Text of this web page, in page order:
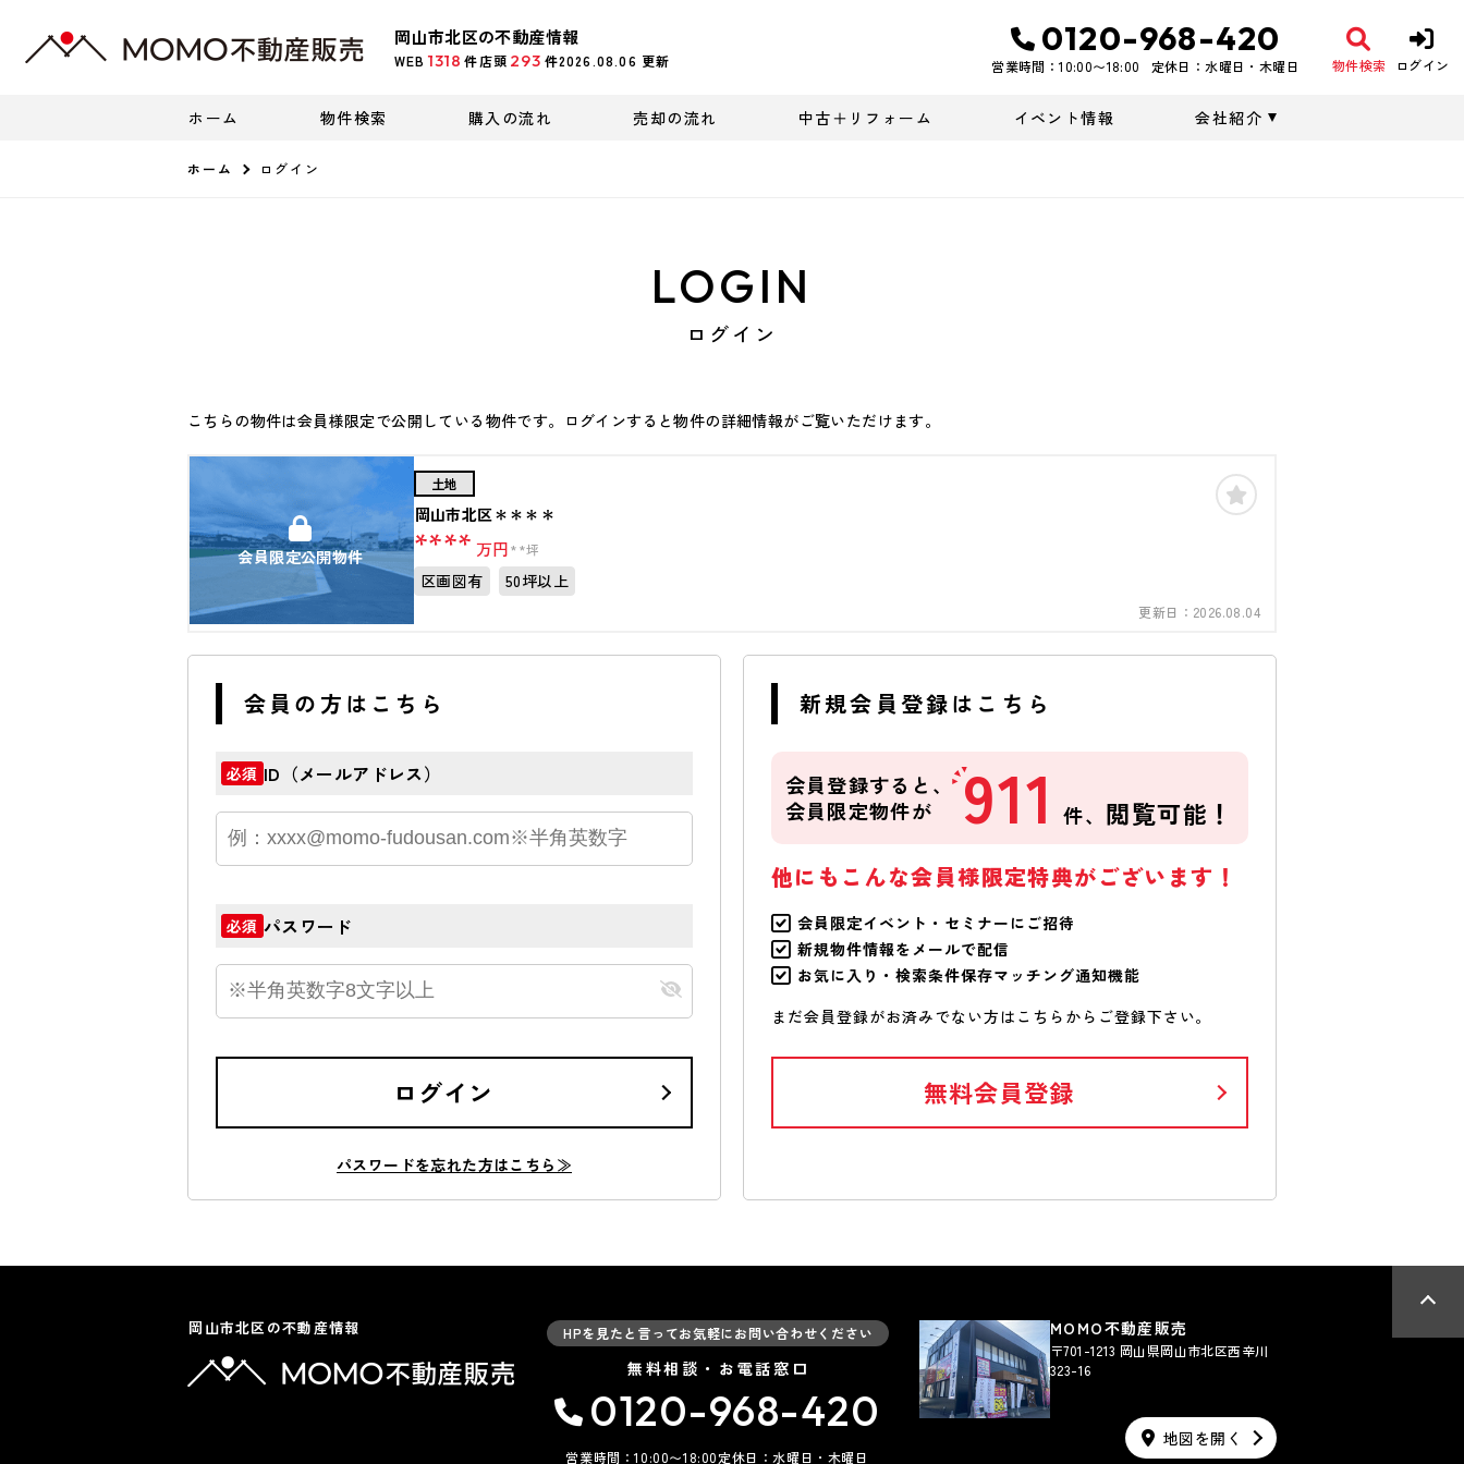
岡山市北区の不動産情報
WEB 1318 件店頭 293 件2026.08.06 更新
0120-968-420
営業時間：10:00〜18:00 定休日：水曜日・木曜日 物件検索 ログイン
ホーム 物件検索 購入の流れ 売却の流れ 中古＋リフォーム イベント情報 会社紹介
ホーム ログイン
LOGIN
ログイン
こちらの物件は会員様限定で公開している物件です。ログインすると物件の詳細情報がご覧いただけます。
会員限定公開物件
土地
岡山市北区＊＊＊＊
**** 万円**坪
区画図有 50坪以上
更新日： 2026.08.04
会員の方はこちら
必須 ID（メールアドレス）
必須 パスワード
ログイン
パスワードを忘れた方はこちら≫
新規会員登録はこちら
会員登録すると、
会員限定物件が
911 件、 閲覧可能！
他にもこんな会員様限定特典がございます！
会員限定イベント・セミナーにご招待
新規物件情報をメールで配信
お気に入り・検索条件保存マッチング通知機能
まだ会員登録がお済みでない方はこちらからご登録下さい。
無料会員登録
岡山市北区の不動産情報 HPを見たと言ってお気軽にお問い合わせください
無料相談・お電話窓口
0120-968-420
営業時間：10:00〜18:00定休日：水曜日・木曜日
MOMO不動産販売
〒701-1213 岡山県岡山市北区西辛川
323-16
地図を開く